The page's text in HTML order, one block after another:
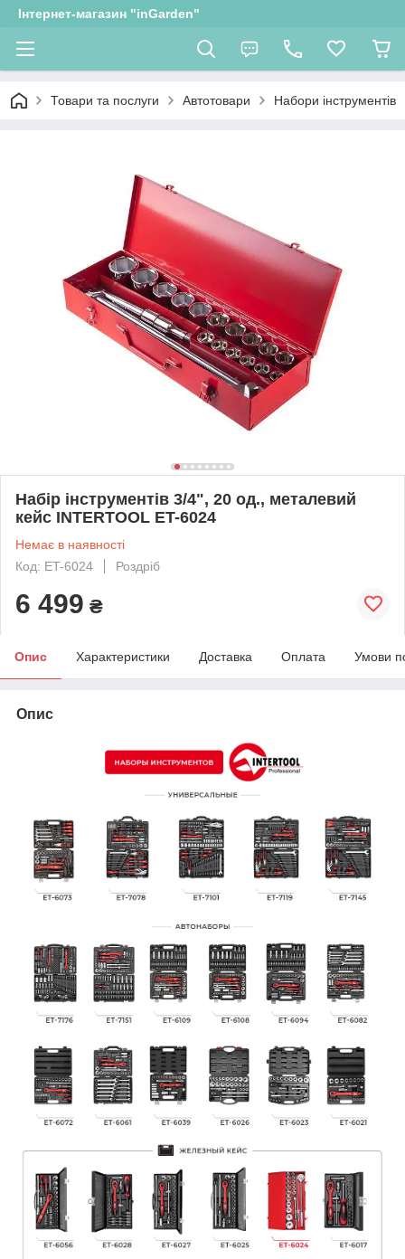
Інтернет-магазин "inGarden"
Товари та послуги Автотовари Набори інструментів
Набір інструментів 3/4", 20 од., металевий
кейс INTERTOOL ET-6024
Немає в наявності
Код: ET-6024
Роздріб
6 499 ₴
Опис Характеристики Доставка Оплата Умови
Опис